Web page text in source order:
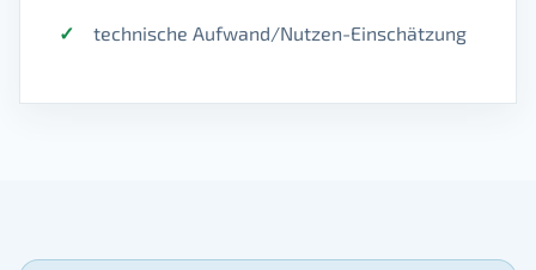
technische Aufwand/Nutzen-Einschätzung